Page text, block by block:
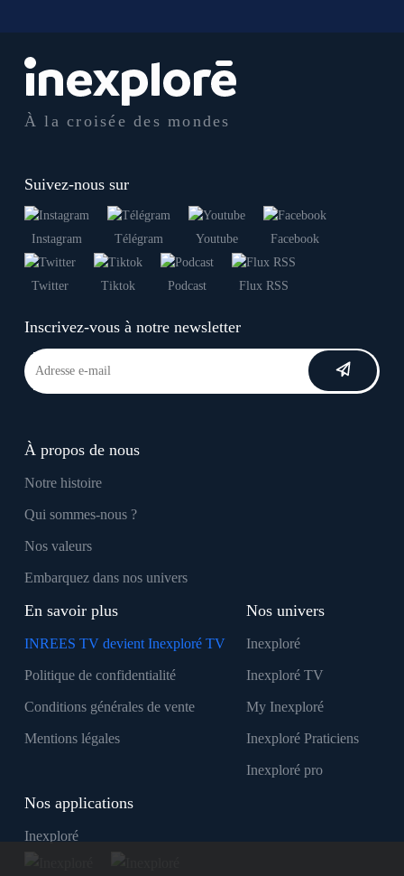
À la croisée des mondes
Suivez-nous sur
Instagram Télégram Youtube Facebook
Twitter Tiktok Podcast Flux RSS
Inscrivez-vous à notre newsletter
À propos de nous
Notre histoire
Qui sommes-nous ?
Nos valeurs
Embarquez dans nos univers
En savoir plus
INREES TV devient Inexploré TV
Politique de confidentialité
Conditions générales de vente
Mentions légales
Nos univers
Inexploré
Inexploré TV
My Inexploré
Inexploré Praticiens
Inexploré pro
Nos applications
Inexploré